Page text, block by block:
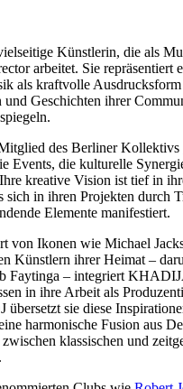
Künstlerin, die als
arbeitet. Sie repräsentiert
als kraftvolle
Geschichten ihrer
des Berliner Kollektivs
Events, die kulturelle
kreative Vision ist tief in
sich in ihren Projekten durch
Elemente manifestiert.
von Ikonen wie Michael
Künstlern ihrer Heimat –
Faytinga – integriert
in ihre Arbeit als
übersetzt sie diese
harmonische Fusion aus
klassischen und